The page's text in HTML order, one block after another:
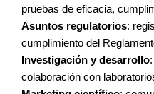
pruebas de eficacia,
Asuntos regulatorios:
cumplimiento del
Investigación y desarrollo
colaboración con